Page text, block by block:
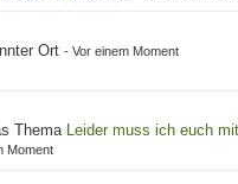
Ort - Vor einem Moment
Thema Leider muss ich euch
Moment